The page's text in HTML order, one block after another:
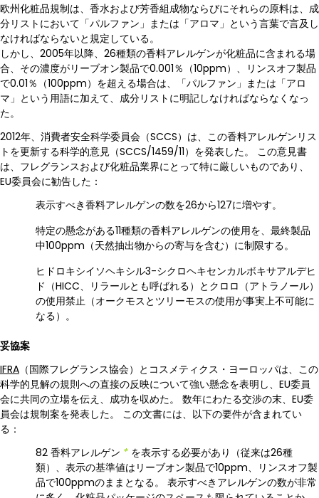
欧州化粧品規制は、香水および芳香組成物ならびにそれらの原料は、成
分リストにおいて「パルファン」または「アロマ」という言葉で言及し
なければならないと規定している。
しかし、2005年以降、26種類の香料アレルゲンが化粧品に含まれる場
合、その濃度がリーブオン製品で0.001％（10ppm）、リンスオフ製品
で0.01％（100ppm）を超える場合は、「パルファン」または「アロ
マ」という用語に加えて、成分リストに明記しなければならなくなっ
た。
2012年、消費者安全科学委員会（SCCS）は、この香料アレルゲンリス
トを更新する科学的意見（SCCS/1459/11）を発表した。 この意見書
は、フレグランスおよび化粧品業界にとって特に厳しいものであり、
EU委員会に勧告した：
表示すべき香料アレルゲンの数を26から127に増やす。
特定の懸念がある11種類の香料アレルゲンの使用を、最終製品
中100ppm（天然抽出物からの寄与を含む）に制限する。
ヒドロキシイソヘキシル3-シクロヘキセンカルボキサアルデヒ
ド（HICC、リラールとも呼ばれる）とクロロ（アトラノール）
の使用禁止（オークモスとツリーモスの使用が事実上不可能に
なる）。
妥協案
IFRA （国際フレグランス協会）とコスメティクス・ヨーロッパは、この
科学的見解の規則への直接の反映について強い懸念を表明し、EU委員
会に共同の立場を伝え、成功を収めた。 数年にわたる交渉の末、EU委
員会は規制案を発表した。 この文書には、以下の要件が含まれてい
る：
82 香料アレルゲン * を表示する必要があり（従来は26種
類）、表示の基準値はリーブオン製品で10ppm、リンスオフ製
品で100ppmのままとなる。 表示すべきアレルゲンの数が非常